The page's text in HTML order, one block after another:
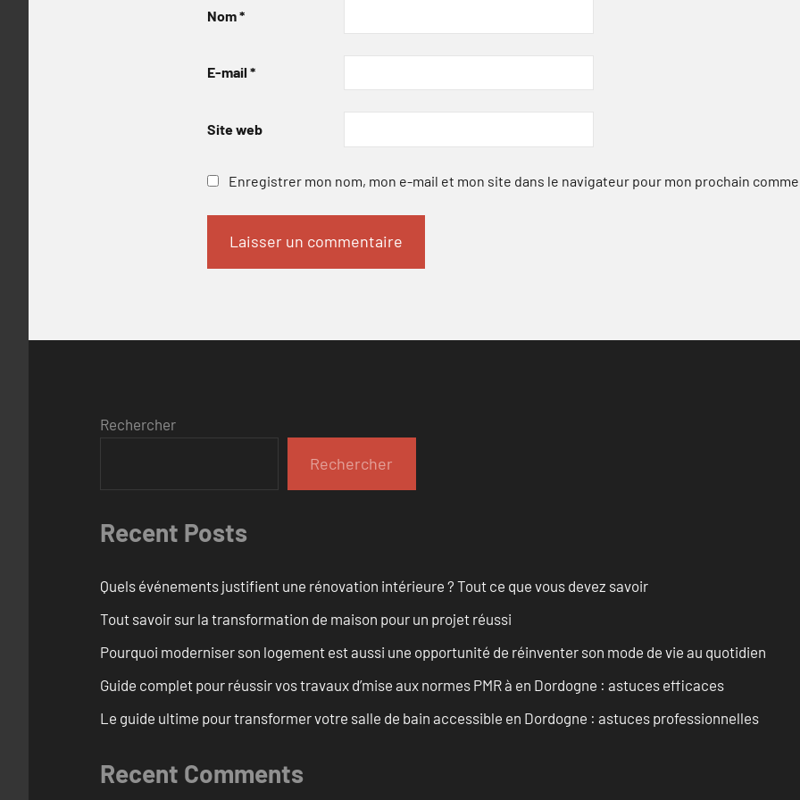
Nom*
E-mail *
Site web
Enregistrer mon nom, mon e-mail et mon site dans le navigateur pour mon prochain
Rechercher
Rechercher
Recent Posts
Quels événements justifient une rénovation intérieure ? Tout ce que vous devez savoir
Tout savoir sur la transformation de maison pour un projet réussi
Pourquoi moderniser son logement est aussi une opportunité de réinventer son mode de vie au quotidien
Guide complet pour réussir vos travaux d’mise aux normes PMR à en Dordogne : astuces efficaces
Le guide ultime pour transformer votre salle de bain accessible en Dordogne : astuces professionnelles
Recent Comments